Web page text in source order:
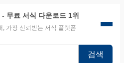
- 무료 서식 다운로드 1위
, 가장 신뢰받는 서식 플랫폼
검색